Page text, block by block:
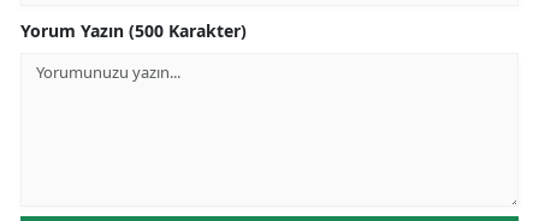
Yorum Yazın (500 Karakter)